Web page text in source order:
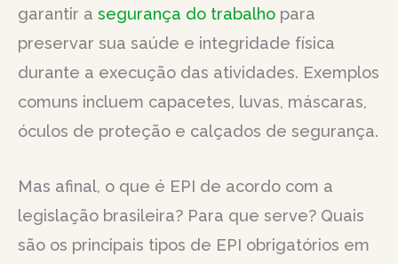
garantir a segurança do trabalho para
preservar sua saúde e integridade física
durante a execução das atividades. Exemplos
comuns incluem capacetes, luvas, máscaras,
óculos de proteção e calçados de segurança.
Mas afinal, o que é EPI de acordo com a
legislação brasileira? Para que serve? Quais
são os principais tipos de EPI obrigatórios em